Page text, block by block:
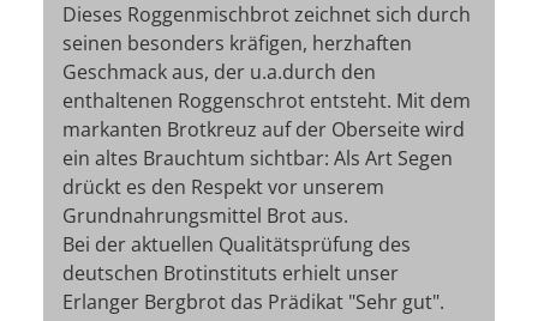
Dieses Roggenmischbrot zeichnet sich durch
seinen besonders kräfigen, herzhaften
Geschmack aus, der u.a.durch den
enthaltenen Roggenschrot entsteht. Mit dem
markanten Brotkreuz auf der Oberseite wird
ein altes Brauchtum sichtbar: Als Art Segen
drückt es den Respekt vor unserem
Grundnahrungsmittel Brot aus.
Bei der aktuellen Qualitätsprüfung des
deutschen Brotinstituts erhielt unser
Erlanger Bergbrot das Prädikat "Sehr gut".